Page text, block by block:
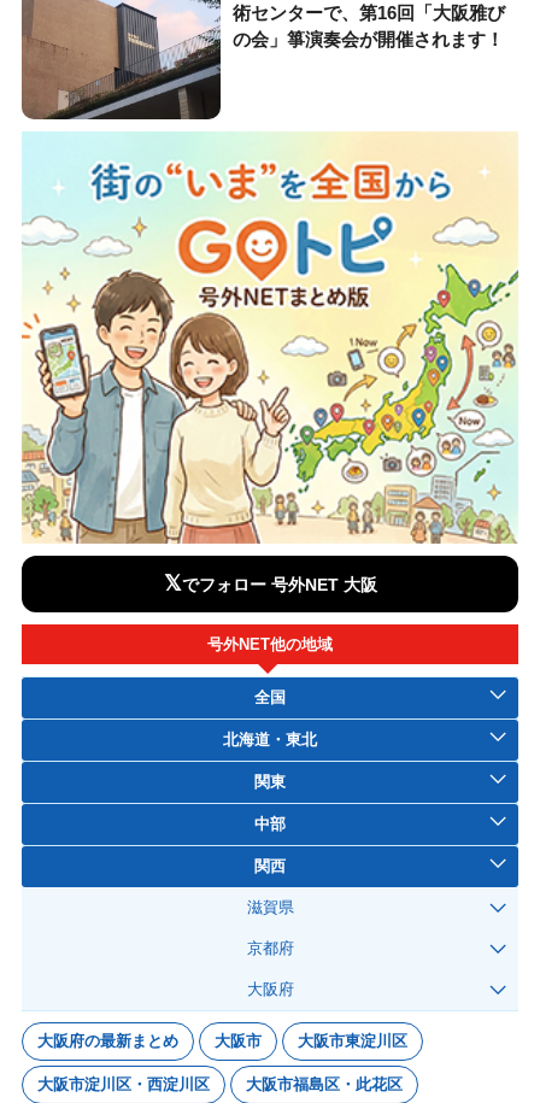
術センターで、第16回「大阪雅び
の会」箏演奏会が開催されます！
𝕏でフォロー 号外NET 大阪
号外NET他の地域
全国
北海道・東北
関東
中部
関西
滋賀県
京都府
大阪府
大阪府の最新まとめ 大阪市 大阪市東淀川区
大阪市淀川区・西淀川区 大阪市福島区・此花区